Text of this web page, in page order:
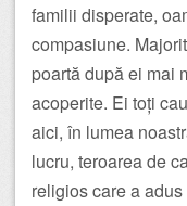
familii disperate,
compasiune.
poartă după ei mai
acoperite. Ei toți
aici, în lumea
lucru, teroarea de
religios care a